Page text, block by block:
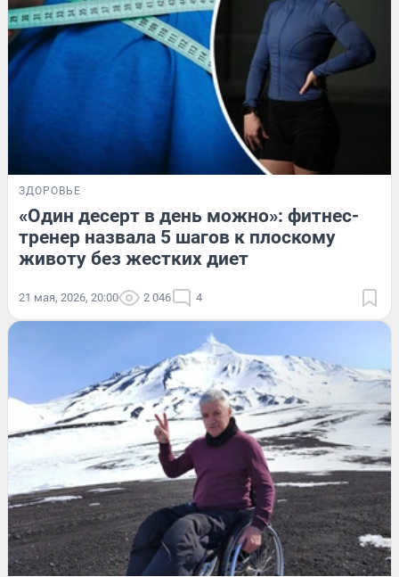
ЗДОРОВЬЕ
«Один десерт в день можно»: фитнес-
тренер назвала 5 шагов к плоскому
животу без жестких диет
21 мая, 2026, 20:00 2 046 4